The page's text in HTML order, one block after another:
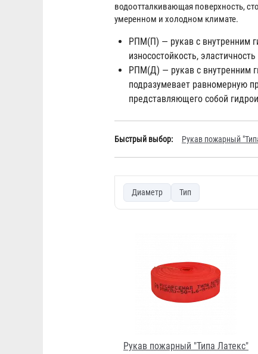
водоотталкивающая поверхность,
умеренном и холодном климате.
РПМ(П) — рукав с внутренним
износостойкость,
РПМ(Д) — рукав с внутренним
подразумевает равномерную
представляющего собой
Быстрый выбор: Рукав пожарный
Диаметр Тип
Рукав пожарный "Типа Латекс"